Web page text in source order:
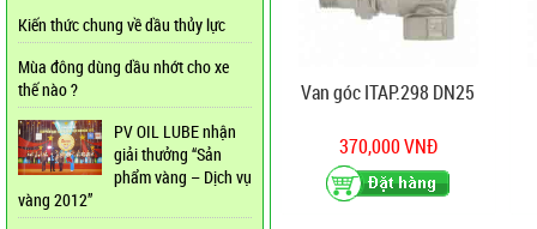
Kiến thức chung về dầu thủy lực
Mùa đông dùng dầu nhớt cho xe
thế nào ?
PV OIL LUBE nhận
giải thưởng “Sản
phẩm vàng – Dịch vụ
vàng 2012”
Van góc ITAP.298 DN25
370,000 VNĐ